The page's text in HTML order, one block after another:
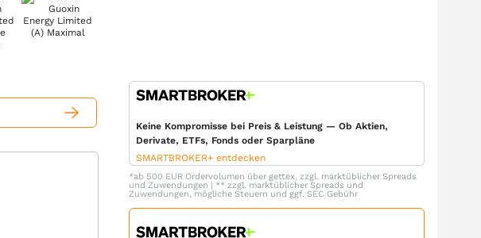
Keine Kompromisse bei Preis & Leistung — Ob Aktien,
Derivate, ETFs, Fonds oder Sparpläne
SMARTBROKER+ entdecken
*ab 500 EUR Ordervolumen über gettex, zzgl. marktüblicher Spreads
und Zuwendungen | ** zzgl. marktüblicher Spreads und
Zuwendungen, mögliche Steuern und ggf. SEC Gebühr